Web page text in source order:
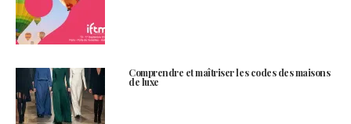
Comprendre et maîtriser les codes des maisons
de luxe